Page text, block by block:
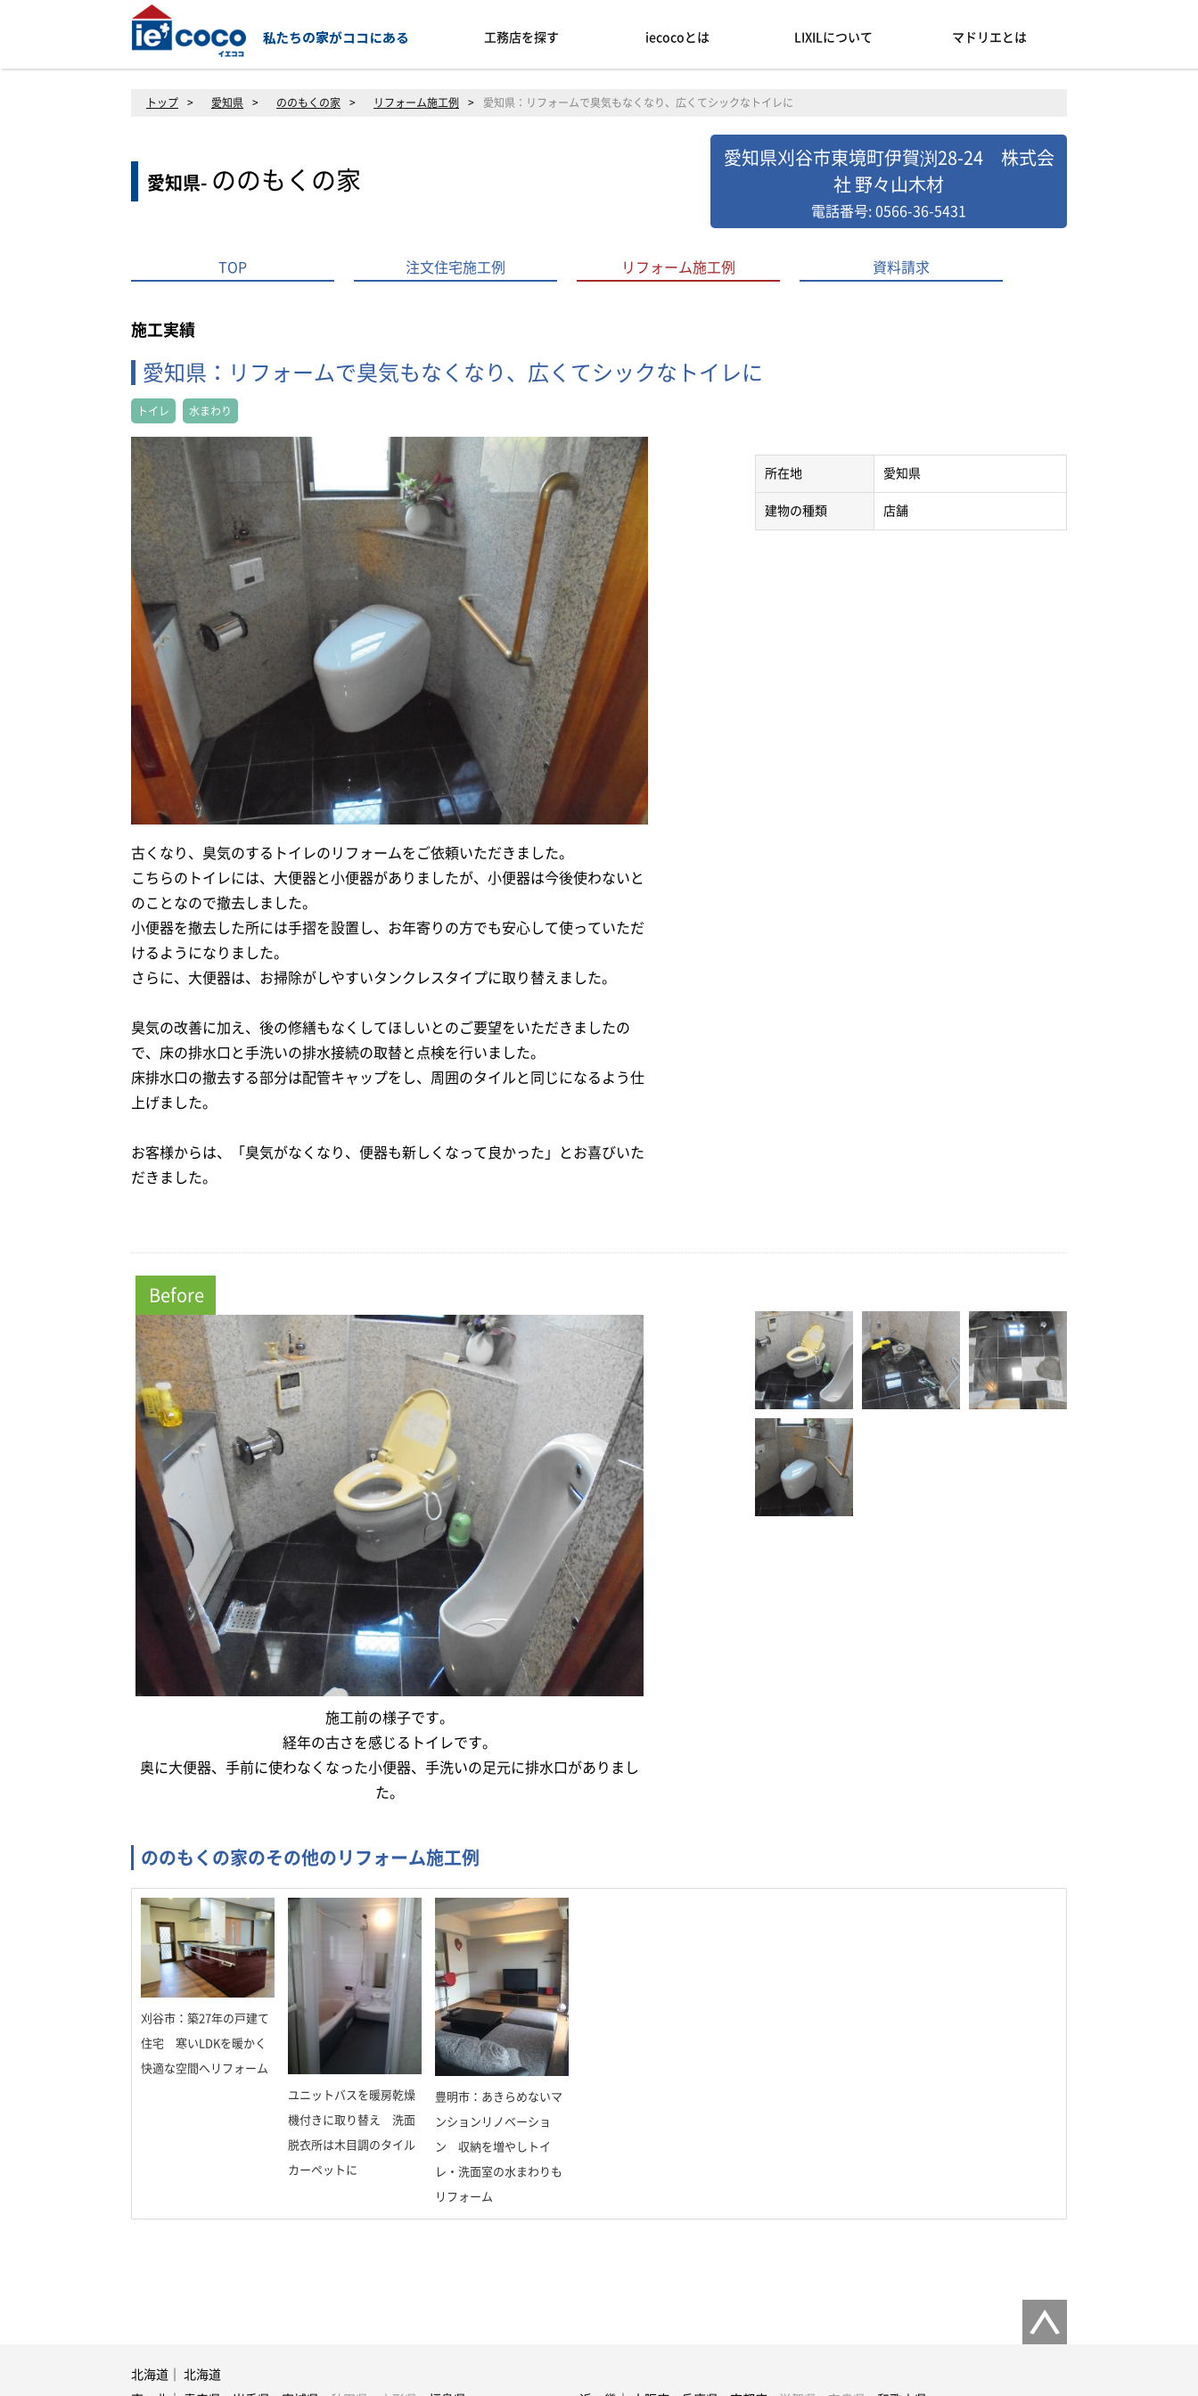
工務店を探す iecocoとは LIXILについて マドリエとは
トップ > 愛知県 > ののもくの家 > リフォーム施工例 > 愛知県：リフォームで臭気もなくなり、広くてシックなトイレに
愛知県- ののもくの家
愛知県刈谷市東境町伊賀渕28-24 株式会
社 野々山木材
電話番号: 0566-36-5431
TOP 注文住宅施工例 リフォーム施工例 資料請求
施工実績
愛知県：リフォームで臭気もなくなり、広くてシックなトイレに
トイレ 水まわり
古くなり、臭気のするトイレのリフォームをご依頼いただきました。
こちらのトイレには、大便器と小便器がありましたが、小便器は今後使わないと
のことなので撤去しました。
小便器を撤去した所には手摺を設置し、お年寄りの方でも安心して使っていただ
けるようになりました。
さらに、大便器は、お掃除がしやすいタンクレスタイプに取り替えました。
臭気の改善に加え、後の修繕もなくしてほしいとのご要望をいただきましたの
で、床の排水口と手洗いの排水接続の取替と点検を行いました。
床排水口の撤去する部分は配管キャップをし、周囲のタイルと同じになるよう仕
上げました。
お客様からは、「臭気がなくなり、便器も新しくなって良かった」とお喜びいた
だきました。
所在地 愛知県
建物の種類 店舗
Before
施工前の様子です。
経年の古さを感じるトイレです。
奥に大便器、手前に使わなくなった小便器、手洗いの足元に排水口がありまし
た。
ののもくの家のその他のリフォーム施工例
刈谷市：築27年の戸建て
住宅 寒いLDKを暖かく
快適な空間へリフォーム
ユニットバスを暖房乾燥
機付きに取り替え 洗面
脱衣所は木目調のタイル
カーペットに
豊明市：あきらめないマ
ンションリノベーショ
ン 収納を増やしトイ
レ・洗面室の水まわりも
リフォーム
北海道｜
北海道